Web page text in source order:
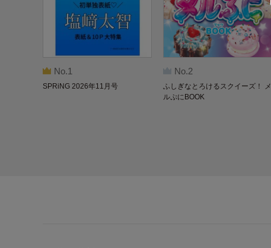
No.1
SPRiNG 2026年11月号
No.2
ふしぎなとろけるスクイーズ！ メ
ルぷにBOOK